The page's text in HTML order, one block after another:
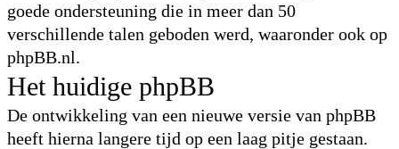
goede ondersteuning die in meer dan 50
verschillende talen geboden werd, waaronder ook op
phpBB.nl.
Het huidige phpBB
De ontwikkeling van een nieuwe versie van phpBB
heeft hierna langere tijd op een laag pitje gestaan.